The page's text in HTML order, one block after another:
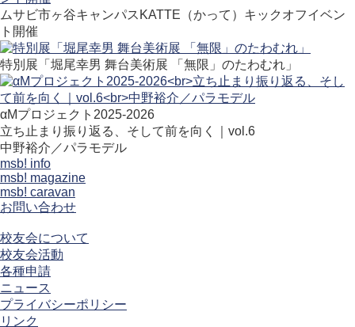
ムサビ市ヶ谷キャンパスKATTE（かって）キックオフイベン
ト開催
特別展「堀尾幸男 舞台美術展 「無限」のたわむれ」
αMプロジェクト2025-2026
立ち止まり振り返る、そして前を向く｜vol.6
中野裕介／パラモデル
msb! info
msb! magazine
msb! caravan
お問い合わせ
校友会について
校友会活動
各種申請
ニュース
プライバシーポリシー
リンク